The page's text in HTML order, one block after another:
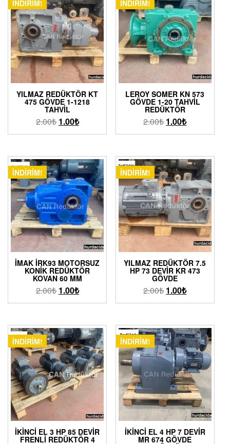
İNDIRIM!
YILMAZ REDÜKTÖR KT
475 GÖVDE 1-1218
TAHVIL
2.00₺ 1.00₺
İNDIRIM!
LEROY SOMER KN 573
GÖVDE 1-20 TAHVIL
REDÜKTÖR
2.00₺ 1.00₺
İNDIRIM!
İMAK İRK93 MOTORSUZ
KONIK REDÜKTÖR
KOVAN 60 MM
2.00₺ 1.00₺
İNDIRIM!
YILMAZ REDÜKTÖR 7.5
HP 73 DEVIR KR 473
GÖVDE
2.00₺ 1.00₺
İNDIRIM!
İKINCI EL 3 HP 85 DEVIR
FRENLI REDÜKTÖR 4
İNDIRIM!
İKINCI EL 4 HP 7 DEVIR
MR 674 GÖVDE